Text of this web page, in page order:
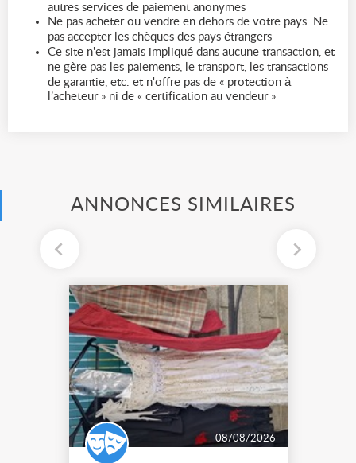
autres services de paiement anonymes
Ne pas acheter ou vendre en dehors de votre pays. Ne
pas accepter les chèques des pays étrangers
Ce site n'est jamais impliqué dans aucune transaction, et
ne gère pas les paiements, le transport, les transactions
de garantie, etc. et n'offre pas de « protection à
l’acheteur » ni de « certification au vendeur »
ANNONCES SIMILAIRES
08/08/2026